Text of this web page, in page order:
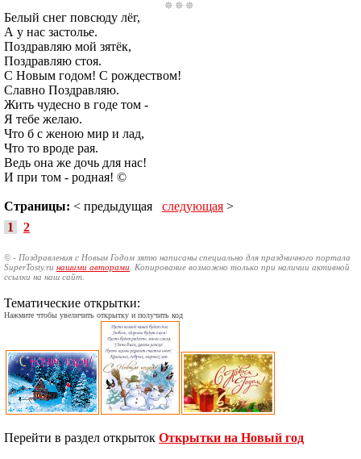
Белый снег повсюду лёг,
А у нас застолье.
Поздравляю мой зятёк,
Поздравляю стоя.
С Новым годом! С рождеством!
Славно Поздравляю.
Жить чудесно в годе том -
Я тебе желаю.
Что б с женою мир и лад,
Что то вроде рая.
Ведь она же дочь для нас!
И при том - родная! ©
Страницы: < предыдущая следующая >
1
2
© - Поздравления с Новым Годом зятю написаны специально для праздничного портала
SuperTosty.ru нашими авторами . Копирование возможно только при наличии активной
ссылки на наш сайт.
Тематические открытки:
Нажмите чтобы увеличить открытку и получить код
Перейти в раздел открыток Открытки на Новый год